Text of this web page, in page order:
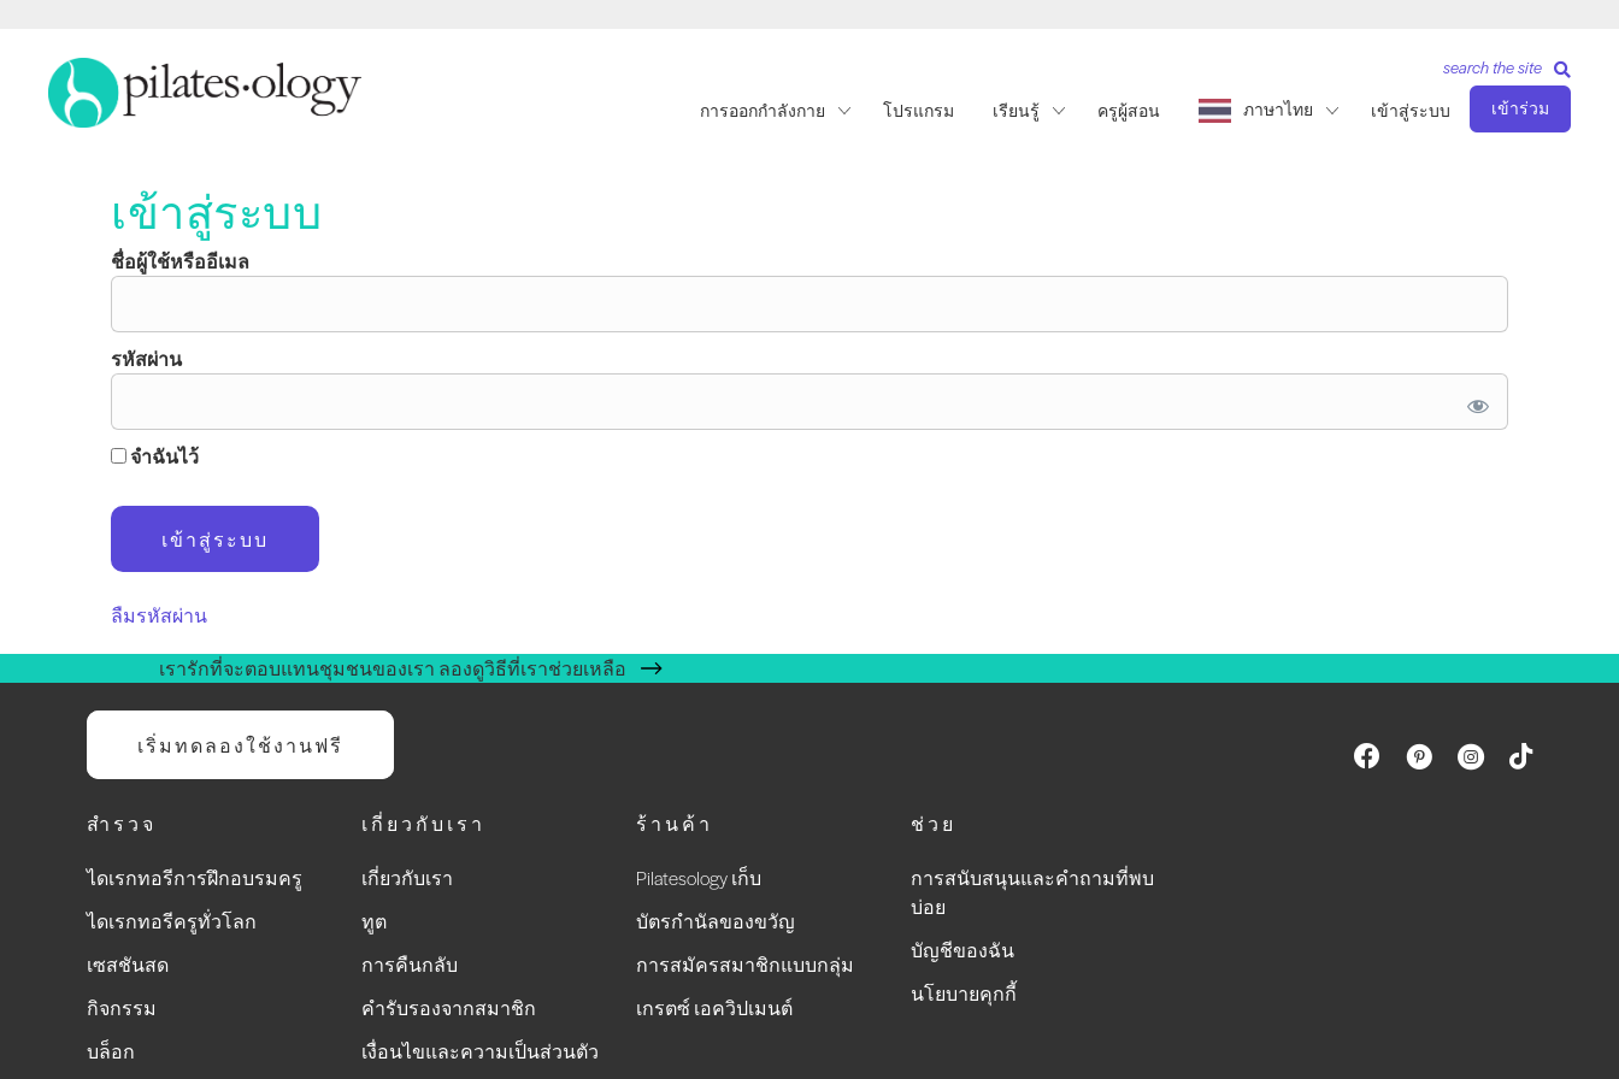
การออกกำลังกาย โปรแกรม เรียนรู้ ครูผู้สอน ภาษาไทย เข้าสู่ระบบ เข้าร่วม
search the site
เข้าสู่ระบบ
ชื่อผู้ใช้หรืออีเมล
รหัสผ่าน
จำฉันไว้
ลืมรหัสผ่าน
เรารักที่จะตอบแทนชุมชนของเรา ลองดูวิธีที่เราช่วยเหลือ
เริ่มทดลองใช้งานฟรี
สำรวจ
ไดเรกทอรีการฝึกอบรมครู
ไดเรกทอรีครูทั่วโลก
เซสชันสด
กิจกรรม
บล็อก
เกี่ยวกับเรา
เกี่ยวกับเรา
ทูต
การคืนกลับ
คำรับรองจากสมาชิก
เงื่อนไขและความเป็นส่วนตัว
ร้านค้า
Pilatesology เก็บ
บัตรกำนัลของขวัญ
การสมัครสมาชิกแบบกลุ่ม
เกรตซ์ เอควิปเมนต์
ช่วย
การสนับสนุนและคำถามที่พบ
บ่อย
บัญชีของฉัน
นโยบายคุกกี้